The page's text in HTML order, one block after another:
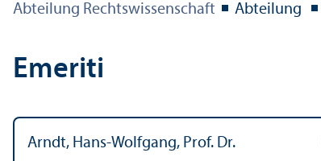
Abteilung Rechts­wissenschaft Abteilung
Emeriti
Arndt, Hans-Wolfgang, Prof. Dr.